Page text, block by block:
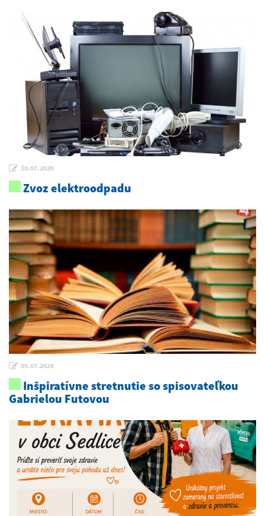
10.07.2026
Zvoz elektroodpadu
09.07.2026
Inšpiratívne stretnutie so spisovateľkou
Gabrielou Futovou